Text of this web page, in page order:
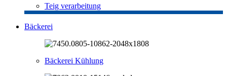
Teig verarbeitung
Bäckerei
Bäckerei Kühlung